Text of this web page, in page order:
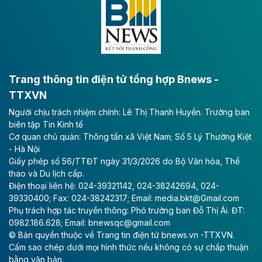
lực phát triển kinh tế - xã hội khu vực phía Nam đồng
Long Thành
Tổng công ty Cảng hàng không Việt Nam - CTCP
(ACV) vừa lập kỷ lục mới về lợi nhuận trong quý
II/2026.
Theo baodautu.vn
Vinaconex lập đỉnh doanh thu
Tổng CTCP Xuất nhập khẩu và Xây dựng Việt Nam
(Vinaconex) đã khép lại nửa đầu năm với doanh thu
thuần gần 7.268 tỷ đồng, tăng 4% so với cùng kỳ và
cũng là mức cao nhất lịch sử hoạt động của doanh
nghiệp.
Trang thông tin điện tử tổng hợp Bnews -
TTXVN
Người chịu trách nhiệm chính: Lê Thị Thanh Huyền. Trưởng ban
biên tập Tin Kinh tế
Cơ quan chủ quản: Thông tấn xã Việt Nam; Số 5 Lý Thường Kiệt
- Hà Nội
Giấy phép số 56/TTĐT ngày 31/3/2026 do Bộ Văn hóa, Thể
thao và Du lịch cấp.
Điện thoại liên hệ: 024-39321142, 024-38242694, 024-
39330400; Fax: 024-38242317; Email: media.bkt@Gmail.com
Phụ trách hợp tác truyền thông: Phó trưởng ban Đỗ Thị Ái. ĐT:
0982.186.628; Email: bnewsqc@gmail.com
© Bản quyền thuộc về Trang tin điện tử bnews.vn -TTXVN.
Cấm sao chép dưới mọi hình thức nếu không có sự chấp thuận
bằng văn bản.